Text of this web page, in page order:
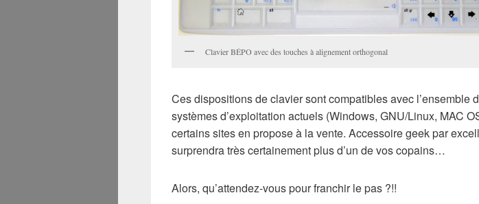
Clavier BÉPO avec des touches à alignement orthogonal
Ces dispositions de clavier sont compatibles avec l’ensemble
systèmes d’exploitation actuels (Windows, GNU/Linux, MAC
certains sites en propose à la vente. Accessoire geek par
surprendra très certainement plus d’un de vos copains…
Alors, qu’attendez-vous pour franchir le pas ?!!